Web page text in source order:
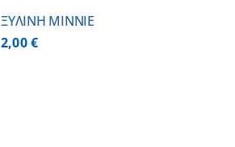
ΞΥΛΙΝΗ MINNIE
2,00€